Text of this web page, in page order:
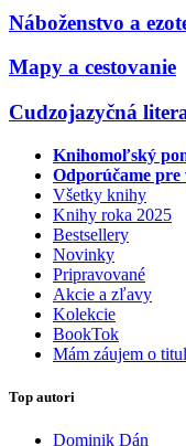
Náboženstvo a
Mapy a cestovanie
Cudzojazyčná
Knihomoľský
Odporúčame pre
Všetky knihy
Knihy roka 2025
Bestsellery
Novinky
Pripravované
Akcie a zľavy
Kolekcie
BookTok
Mám záujem o titul
Top autori
Dominik Dán